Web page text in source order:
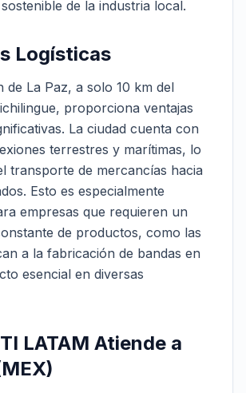
de la industria local.
Logísticas
de La Paz, a solo 10 km del
proporciona ventajas
La ciudad cuenta con
terrestres y marítimas, lo
transporte de mercancías hacia
Esto es especialmente
empresas que requieren un
de productos, como las
a la fabricación de bandas en
esencial en diversas
LATAM Atiende a